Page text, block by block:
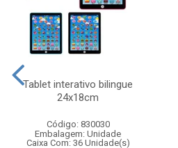
Tablet interativo bilingue
24x18cm
Código: 830030
Embalagem: Unidade
Caixa Com: 36 Unidade(s)